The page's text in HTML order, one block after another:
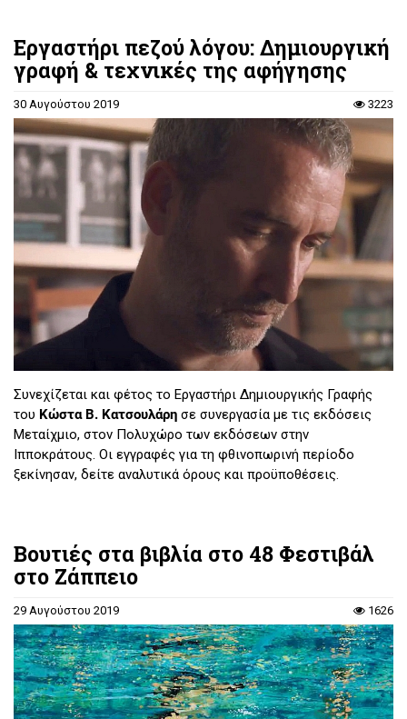
Εργαστήρι πεζού λόγου: Δημιουργική
γραφή & τεχνικές της αφήγησης
30 Αυγούστου 2019 3223
Συνεχίζεται και φέτος το Εργαστήρι Δημιουργικής Γραφής
του Κώστα Β. Κατσουλάρη σε συνεργασία με τις εκδόσεις
Μεταίχμιο, στον Πολυχώρο των εκδόσεων στην
Ιπποκράτους. Οι εγγραφές για τη φθινοπωρινή περίοδο
ξεκίνησαν, δείτε αναλυτικά όρους και προϋποθέσεις.
Βουτιές στα βιβλία στο 48 Φεστιβάλ
στο Ζάππειο
29 Αυγούστου 2019 1626